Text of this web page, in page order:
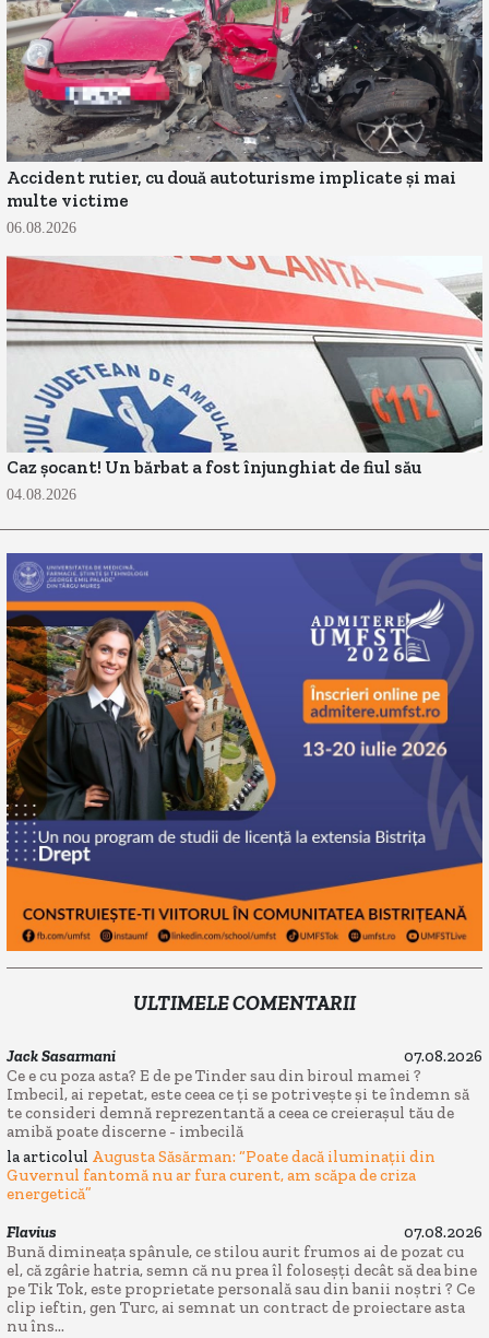
Accident rutier, cu două autoturisme implicate și mai
multe victime
06.08.2026
Caz șocant! Un bărbat a fost înjunghiat de fiul său
04.08.2026
ULTIMELE COMENTARII
Jack Sasarmani
07.08.2026
Ce e cu poza asta? E de pe Tinder sau din biroul mamei ?
Imbecil, ai repetat, este ceea ce ți se potrivește și te îndemn să
te consideri demnă reprezentantă a ceea ce creierașul tău de
amibă poate discerne - imbecilă
la articolul Augusta Săsărman: “Poate dacă iluminații din
Guvernul fantomă nu ar fura curent, am scăpa de criza
energetică”
Flavius
07.08.2026
Bună dimineața spânule, ce stilou aurit frumos ai de pozat cu
el, că zgârie hatria, semn că nu prea îl foloseșți decât să dea bine
pe Tik Tok, este proprietate personală sau din banii noștri ? Ce
clip ieftin, gen Turc, ai semnat un contract de proiectare asta
nu îns...